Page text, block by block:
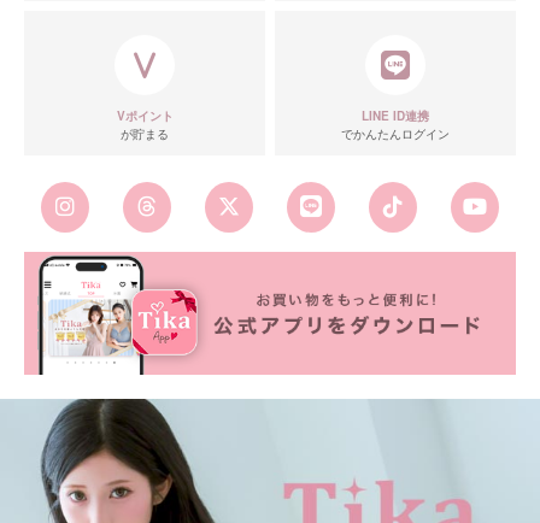
■カラーバリエーション
Vポイント
が貯まる
LINE ID連携
でかんたんログイン